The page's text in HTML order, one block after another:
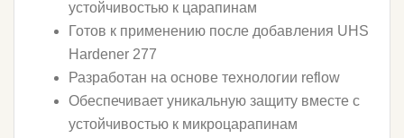
устойчивостью к царапинам
Готов к применению после добавления UHS
Hardener 277
Разработан на основе технологии reflow
Обеспечивает уникальную защиту вместе с
устойчивостью к микроцарапинам